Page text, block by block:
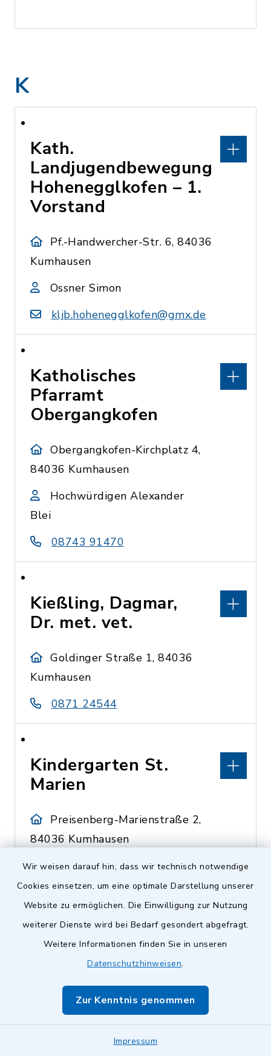
Wir weisen darauf hin, dass wir technisch notwendige
Cookies einsetzen, um eine optimale Darstellung unserer
Website zu ermöglichen. Die Einwilligung zur Nutzung
weiterer Dienste wird bei Bedarf gesondert abgefragt.
Weitere Informationen finden Sie in unseren
Datenschutzhinweisen.
Zur Kenntnis genommen
Impressum
K
Kath.
Landjugendbewegung
Hohenegglkofen – 1.
Vorstand
Pf.-Handwercher-Str. 6, 84036
Kumhausen
Ossner Simon
kljb.hohenegglkofen@gmx.de
Katholisches
Pfarramt
Obergangkofen
Obergangkofen-Kirchplatz 4,
84036 Kumhausen
Hochwürdigen Alexander
Blei
08743 91470
Kießling, Dagmar,
Dr. met. vet.
Goldinger Straße 1, 84036
Kumhausen
0871 24544
Kindergarten St.
Marien
Preisenberg-Marienstraße 2,
84036 Kumhausen
Leiterin Stefanie Gürteler
0871 42461
Kinderhaus St.
Obergangkofen-Badstauden
1, 84036 Kumhausen